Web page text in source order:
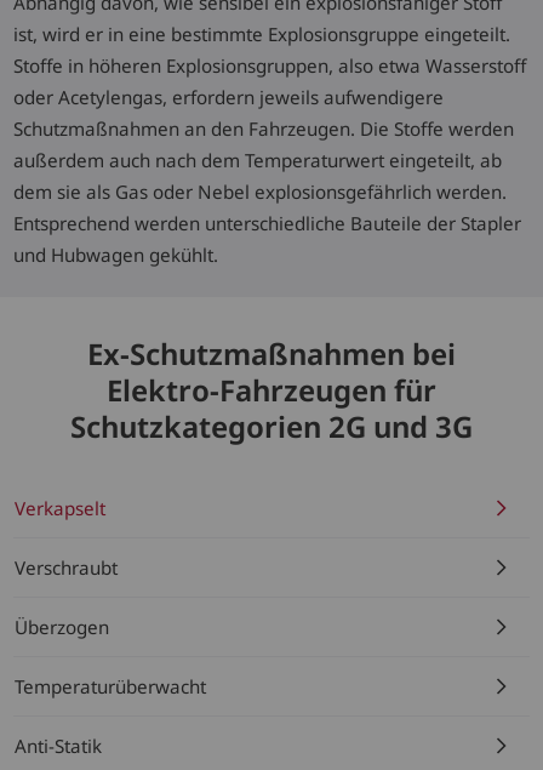
ist, wird er in eine bestimmte Explosionsgruppe eingeteilt.
Stoffe in höheren Explosionsgruppen, also etwa Wasserstoff
oder Acetylengas, erfordern jeweils aufwendigere
Schutzmaßnahmen an den Fahrzeugen. Die Stoffe werden
außerdem auch nach dem Temperaturwert eingeteilt, ab
dem sie als Gas oder Nebel explosionsgefährlich werden.
Entsprechend werden unterschiedliche Bauteile der Stapler
und Hubwagen gekühlt.
Ex-Schutzmaßnahmen bei
Elektro-Fahrzeugen für
Schutzkategorien 2G und 3G
Verkapselt
Verschraubt
Überzogen
Temperaturüberwacht
Anti-Statik